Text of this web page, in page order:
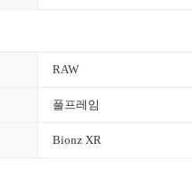
RAW
풀프레임
Bionz XR